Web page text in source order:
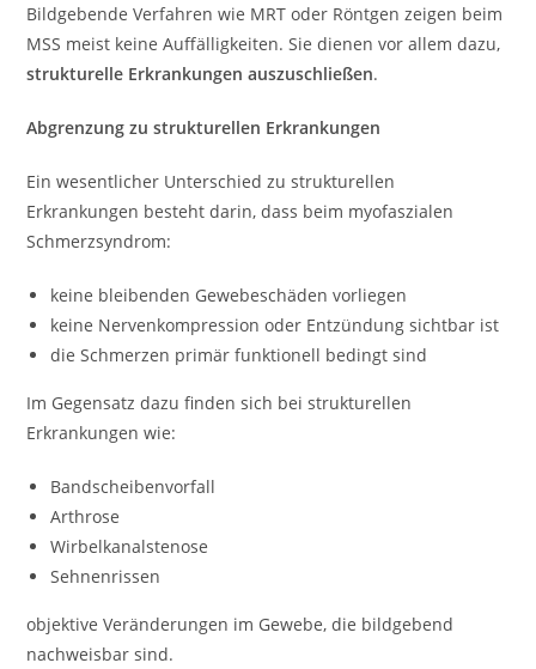
Bildgebende Verfahren wie MRT oder Röntgen zeigen beim
MSS meist keine Auffälligkeiten. Sie dienen vor allem dazu,
strukturelle Erkrankungen auszuschließen.
Abgrenzung zu strukturellen Erkrankungen
Ein wesentlicher Unterschied zu strukturellen
Erkrankungen besteht darin, dass beim myofaszialen
Schmerzsyndrom:
keine bleibenden Gewebeschäden vorliegen
keine Nervenkompression oder Entzündung sichtbar ist
die Schmerzen primär funktionell bedingt sind
Im Gegensatz dazu finden sich bei strukturellen
Erkrankungen wie:
Bandscheibenvorfall
Arthrose
Wirbelkanalstenose
Sehnenrissen
objektive Veränderungen im Gewebe, die bildgebend
nachweisbar sind.